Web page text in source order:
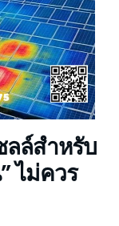
ลล์สำหรับ
ไม่ควร